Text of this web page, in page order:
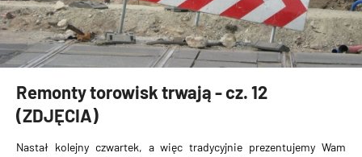
Remonty torowisk trwają - cz. 12
(ZDJĘCIA)
Nastał kolejny czwartek, a więc tradycyjnie prezentujemy Wam